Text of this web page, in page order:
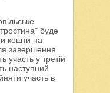
буде
кошти на
завершення
участь у третій
наступний
участь в